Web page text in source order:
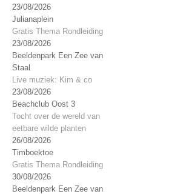
23/08/2026
Julianaplein
Gratis Thema Rondleiding
23/08/2026
Beeldenpark Een Zee van
Staal
Live muziek: Kim & co
23/08/2026
Beachclub Oost 3
Tocht over de wereld van
eetbare wilde planten
26/08/2026
Timboektoe
Gratis Thema Rondleiding
30/08/2026
Beeldenpark Een Zee van